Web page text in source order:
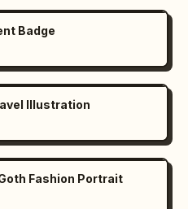
Badge
Illustration
Fashion Portrait